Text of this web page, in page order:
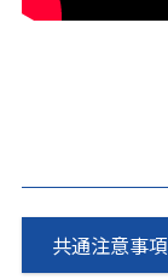
共通注意事項